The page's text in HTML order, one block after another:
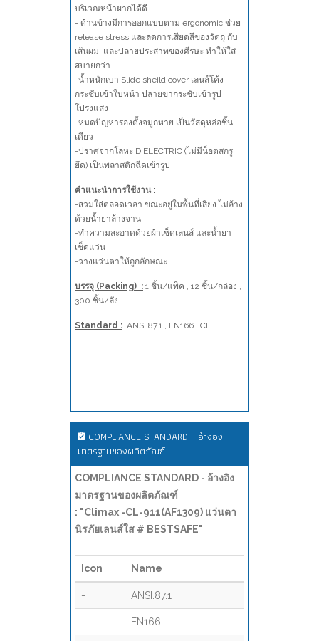
บริเวณหน้าผากได้ดี
- ด้านข้างมีการออกแบบตาม ergonomic ช่วย
release stress และลดการเสียดสีของวัตถุ กับ
เส้นผม และปลายประสาทของศีรษะ ทำให้ใส่
สบายกว่า
-น้ำหนักเบา Slide sheild cover เลนส์โค้ง
กระชับเข้าใบหน้า ปลายขากระชับเข้ารูป
โปร่งแสง
-หมดปัญหารองดั้งจมูกหาย เป็นวัสดุหล่อชิ้น
เดียว
-ปราศจากโลหะ DIELECTRIC (ไม่มีน็อตสกรู
ยึด) เป็นพลาสติกฉีดเข้ารูป
คำแนะนำการใช้งาน :
-สวมใส่ตลอดเวลา ขณะอยู่ในพื้นที่เสี่ยง ไม่ล้าง
ด้วยน้ำยาล้างจาน
-ทำความสะอาดด้วยผ้าเช็ดเลนส์ และน้ำยา
เช็ดแว่น
-วางแว่นตาให้ถูกลักษณะ
บรรจุ (Packing) : 1 ชิ้น/แพ็ค , 12 ชิ้น/กล่อง ,
300 ชิ้น/ลัง
Standard : ANSI.87.1 , EN166 , CE
COMPLIANCE STANDARD - อ้างอิง
มาตรฐานของผลิตภัณฑ์
COMPLIANCE STANDARD - อ้างอิง
มาตรฐานของผลิตภัณฑ์
: "Climax -CL-911(AF1309) แว่นตา
นิรภัยเลนส์ใส # BESTSAFE"
Icon Name
- ANSI.87.1
- EN166